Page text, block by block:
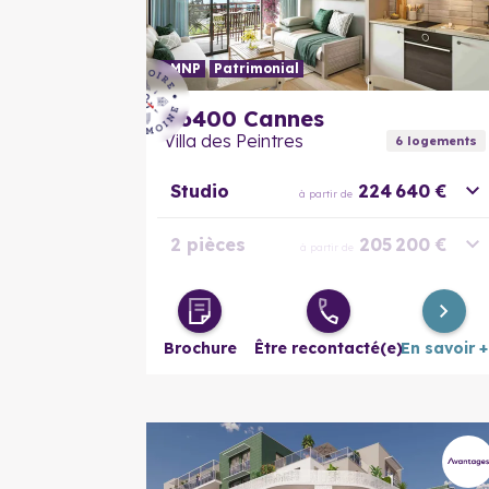
LMNP Patrimonial
06400 Cannes
Villa des Peintres 6logements
Studio à partir de 224 640 €
2 pièces à partir de 205 200 €
Duplex 3
pièces
à partir de 302 400 €
Brochure Être recontacté(e)En savoir +